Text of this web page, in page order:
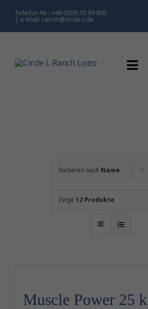
Inhalt
springen
Telefon Nr.: +49 5026 30 99 895
| e-Mail: ranch@circle-l.de
Sortieren nach Name
Zeige 12 Produkte
Muscle Power 25